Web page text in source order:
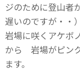
ジのために登山者
遅いのですが・・）
岩場に咲くアケボ
から 岩場がピン
ます。